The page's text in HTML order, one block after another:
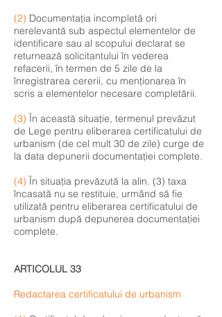
(2) Documentația incompletă ori
nerelevantă sub aspectul elementelor de
identificare sau al scopului declarat se
returnează solicitantului în vederea
refacerii, în termen de 5 zile de la
înregistrarea cererii, cu menționarea în
scris a elementelor necesare completării.
(3) În această situație, termenul prevăzut
de Lege pentru eliberarea certificatului de
urbanism (de cel mult 30 de zile) curge de
la data depunerii documentației complete.
(4) În situația prevăzută la alin. (3) taxa
încasată nu se restituie, urmând să fie
utilizată pentru eliberarea certificatului de
urbanism după depunerea documentației
complete.
ARTICOLUL 33
Redactarea certificatului de urbanism